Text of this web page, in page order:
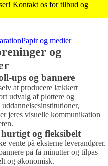
Kontakt os for tilbud og
Papir og medier
og
ups og bannere
at producere lækkert
udvalg af plottere og
jeres visuelle kommunikation
og fleksibelt
vente på eksterne leverandører.
på få minutter og tilpas
og økonomisk.